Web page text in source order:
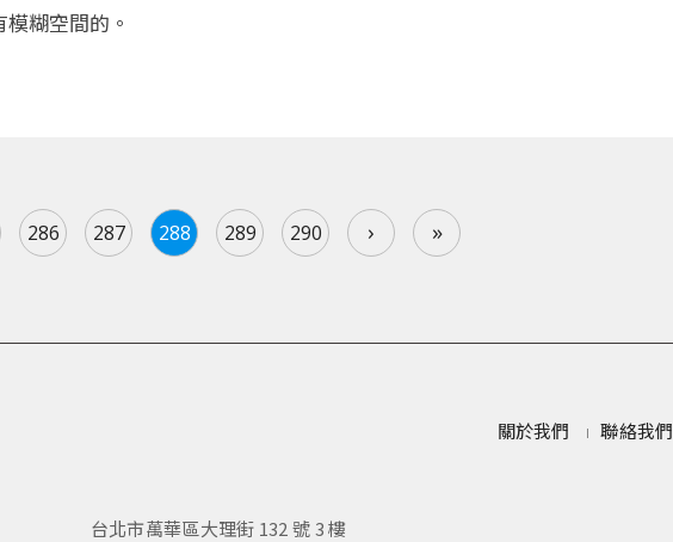
糊空間的。
286 287 288 289 290 › »
關於我們 聯絡我們
台北市萬華區大理街 132 號 3 樓